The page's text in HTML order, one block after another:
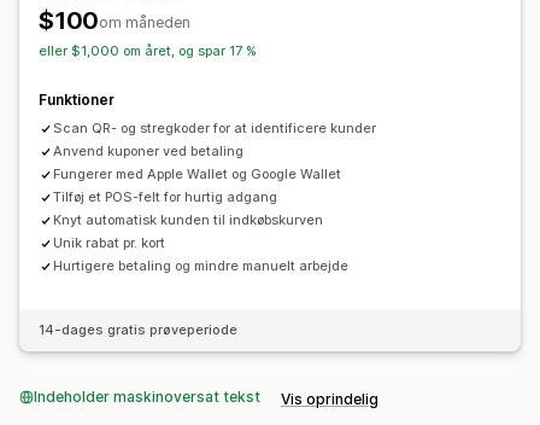
POS-belønninger
Gratis produkter
Tilpassede belønninger
$100om måneden
eller $1,000 om året, og spar 17 %
Funktioner
Scan QR- og stregkoder for at identificere kunder
Anvend kuponer ved betaling
Fungerer med Apple Wallet og Google Wallet
Tilføj et POS-felt for hurtig adgang
Knyt automatisk kunden til indkøbskurven
Unik rabat pr. kort
Hurtigere betaling og mindre manuelt arbejde
14-dages gratis prøveperiode
Indeholder maskinoversat tekst Vis oprindelig